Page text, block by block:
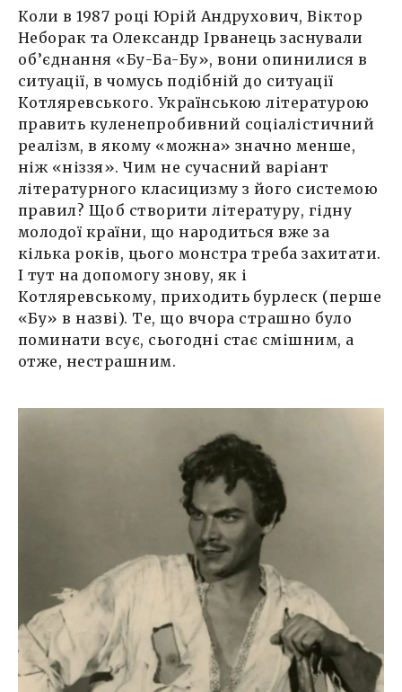
Коли в 1987 році Юрій Андрухович, Віктор
Неборак та Олександр Ірванець заснували
об’єднання «Бу-Ба-Бу», вони опинилися в
ситуації, в чомусь подібній до ситуації
Котляревського. Українською літературою
править куленепробивний соціалістичний
реалізм, в якому «можна» значно менше,
ніж «ніззя». Чим не сучасний варіант
літературного класицизму з його системою
правил? Щоб створити літературу, гідну
молодої країни, що народиться вже за
кілька років, цього монстра треба захитати.
І тут на допомогу знову, як і
Котляревському, приходить бурлеск (перше
«Бу» в назві). Те, що вчора страшно було
поминати всує, сьогодні стає смішним, а
отже, нестрашним.